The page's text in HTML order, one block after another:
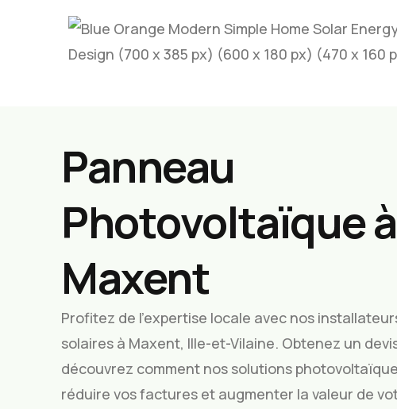
Panneau
Photovoltaïque à
Maxent
Profitez de l’expertise locale avec nos
solaires à Maxent, Ille-et-Vilaine. Obtenez un
découvrez comment nos solutions
réduire vos factures et augmenter la valeur de